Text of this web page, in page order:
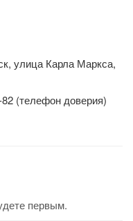
улица Карла Маркса,
(телефон доверия)
первым.